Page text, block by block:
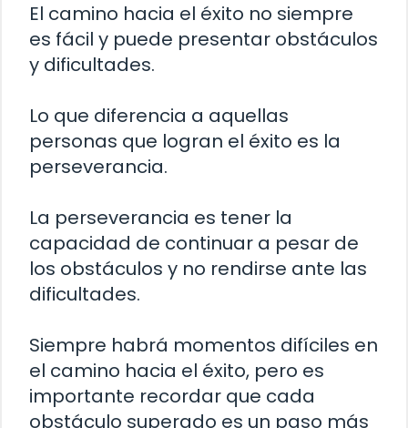
El camino hacia el éxito no siempre
es fácil y puede presentar obstáculos
y dificultades.
Lo que diferencia a aquellas
personas que logran el éxito es la
perseverancia.
La perseverancia es tener la
capacidad de continuar a pesar de
los obstáculos y no rendirse ante las
dificultades.
Siempre habrá momentos difíciles en
el camino hacia el éxito, pero es
importante recordar que cada
obstáculo superado es un paso más